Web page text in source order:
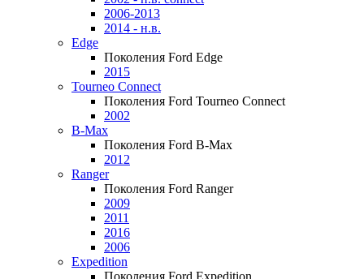
2006-2013
2014 - н.в.
Edge
Поколения Ford Edge
2015
Tourneo Connect
Поколения Ford Tourneo Connect
2002
B-Max
Поколения Ford B-Max
2012
Ranger
Поколения Ford Ranger
2009
2011
2016
2006
Expedition
Поколения Ford Expedition